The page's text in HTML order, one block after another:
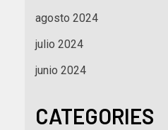
agosto 2024
julio 2024
junio 2024
CATEGORIES